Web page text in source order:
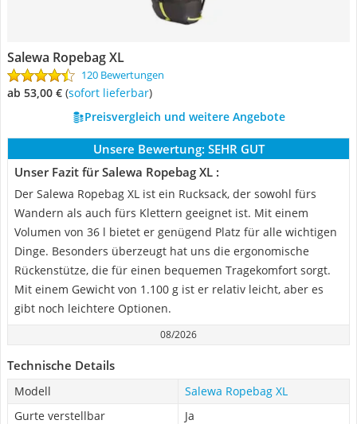
Salewa Ropebag XL
120 Bewertungen
ab 53,00 € ( Sofort lieferbar)
Preisvergleich und weitere Angebote
Unsere Bewertung: SEHR GUT
Unser Fazit für Salewa Ropebag XL :
Der Salewa Ropebag XL ist ein Rucksack, der sowohl fürs
Wandern als auch fürs Klettern geeignet ist. Mit einem
Volumen von 36 l bietet er genügend Platz für alle wichtigen
Dinge. Besonders überzeugt hat uns die ergonomische
Rückenstütze, die für einen bequemen Tragekomfort sorgt.
Mit einem Gewicht von 1.100 g ist er relativ leicht, aber es
gibt noch leichtere Optionen.
08/2026
Technische Details
Modell
Salewa Ropebag XL
Gurte verstellbar
Ja